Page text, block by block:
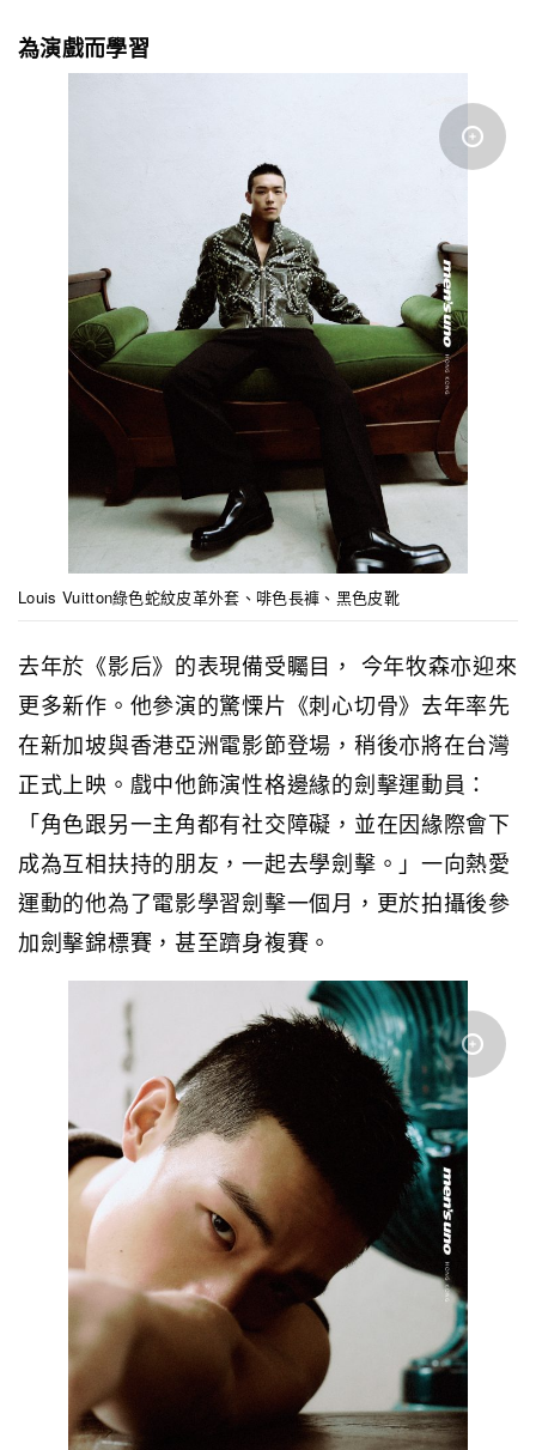
為演戲而學習
Louis Vuitton綠色蛇紋皮革外套、啡色長褲、黑色皮靴
去年於《影后》的表現備受矚目， 今年牧森亦迎來
更多新作。他參演的驚慄片《刺心切骨》去年率先
在新加坡與香港亞洲電影節登場，稍後亦將在台灣
正式上映。戲中他飾演性格邊緣的劍擊運動員：
「角色跟另一主角都有社交障礙，並在因緣際會下
成為互相扶持的朋友，一起去學劍擊。」一向熱愛
運動的他為了電影學習劍擊一個月，更於拍攝後參
加劍擊錦標賽，甚至躋身複賽。